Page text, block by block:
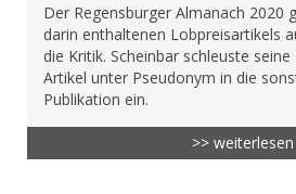
Der Regensburger Almanach 2020
darin enthaltenen Lobpreisartikels
die Kritik. Scheinbar schleuste
Artikel unter Pseudonym in die
Publikation ein.
>> weiterlesen